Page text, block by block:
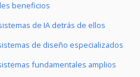
beneficios
de IA detrás de ellos
de diseño especializados
fundamentales amplios